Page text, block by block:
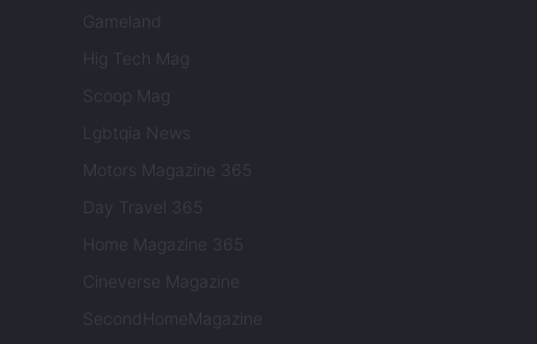
Gameland
Hig Tech Mag
Scoop Mag
Lgbtqia News
Motors Magazine 365
Day Travel 365
Home Magazine 365
Cineverse Magazine
SecondHomeMagazine